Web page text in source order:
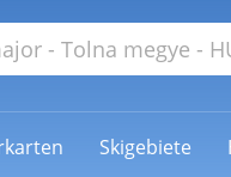
Skigebiete